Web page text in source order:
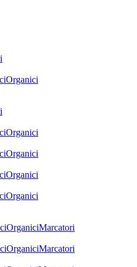
Organici
Organici
Organici
Organici
Organici
OrganiciMarcatori
OrganiciMarcatori